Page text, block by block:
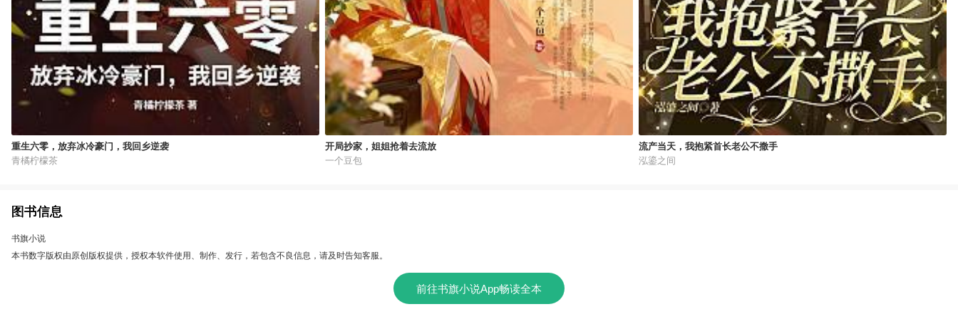
重生六零，放弃冰冷豪门，我回乡逆袭
青橘柠檬茶
开局抄家，姐姐抢着去流放
一个豆包
流产当天，我抱紧首长老公不撒手
泓鎏之间
图书信息
书旗小说
本书数字版权由原创版权提供，授权本软件使用、制作、发行，若包含不良信息，请及时告知客服。
前往书旗小说App畅读全本